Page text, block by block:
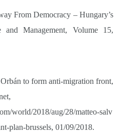
From Democracy – Hungary’s
and Management, Volume 15,
to form anti-migration front,
world/2018/aug/28/matteo-salv
plan-brussels, 01/09/2018.